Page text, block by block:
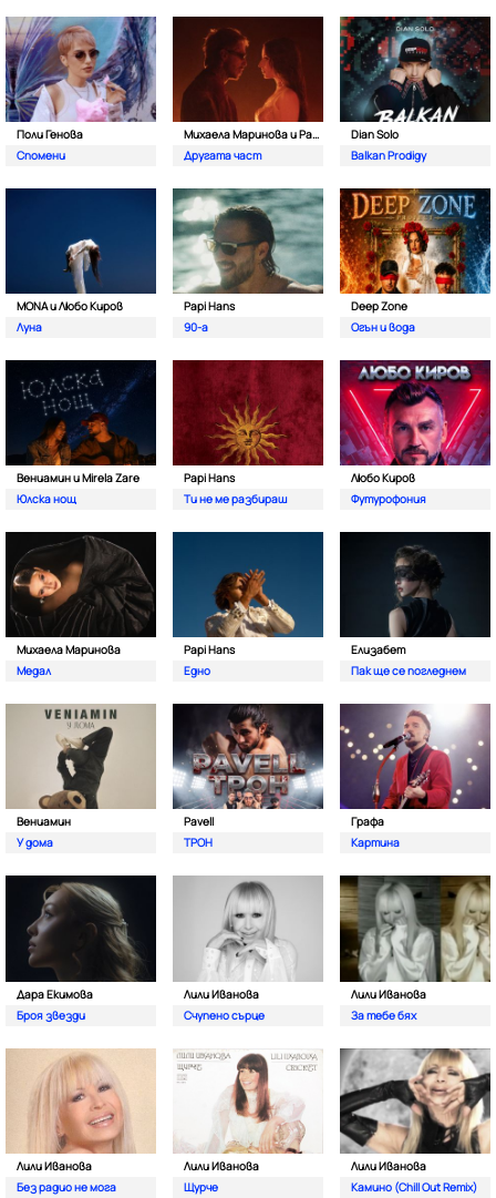
Поли Генова
Спомени
Михаела Маринова и Pavell
Другата част
Dian Solo
Balkan Prodigy
MONA и Любо Киров
Луна
Papi Hans
90-а
Deep Zone
Oгън и вода
Вениамин и Mirela Zare
Юлска нощ
Papi Hans
Ти не ме разбираш
Любо Киров
Футурофония
Михаела Маринова
Медал
Papi Hans
Едно
Елизабет
Пак ще се погледнем
Вениамин
У дома
Pavell
ТРОН
Графа
Картина
Дара Екимова
Броя звезди
Лили Иванова
Счупено сърце
Лили Иванова
За тебе бях
Лили Иванова
Без радио не мога
Лили Иванова
Щурче
Лили Иванова
Камино (Chill Out Remix)